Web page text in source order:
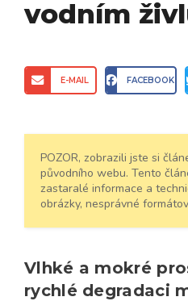
vodním
E-MAIL FACEBOOK
POZOR, zobrazili jste si
původního webu. Tento
zastaralé informace a
obrázky, nesprávné
Vlhké a mokré
rychlé degradaci